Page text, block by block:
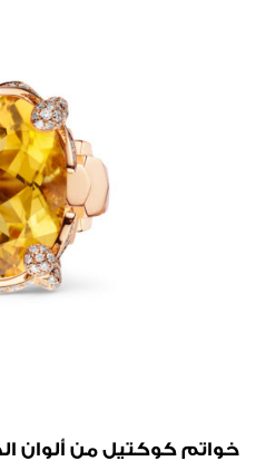
خواتم كوكتيل من ألوان